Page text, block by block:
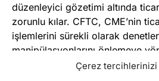
Çerez tercihlerinizi
düzenleyici gözetimi altında
zorunlu kılar. CFTC, CME’nin
işlemlerini sürekli olarak
manipülasyonlarını önlemeye
ve piyasa katılımcılarının